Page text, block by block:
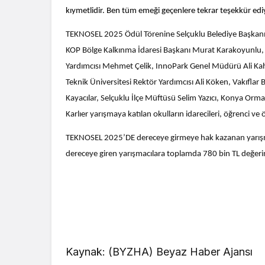
kıymetlidir. Ben tüm emeği geçenlere tekrar teşekkür
TEKNOSEL 2025 Ödül Törenine Selçuklu Belediye
KOP Bölge Kalkınma İdaresi Başkanı Murat
Yardımcısı Mehmet Çelik, InnoPark Genel Müdürü Ali
Teknik Üniversitesi Rektör Yardımcısı Ali Köken,
Kayacılar, Selçuklu İlçe Müftüsü Selim Yazıcı, Konya
Karlıer yarışmaya katılan okulların idarecileri, öğrenci ve
TEKNOSEL 2025’DE dereceye girmeye hak kazanan
dereceye giren yarışmacılara toplamda 780 bin TL
Kaynak: (BYZHA) Beyaz Haber Ajansı